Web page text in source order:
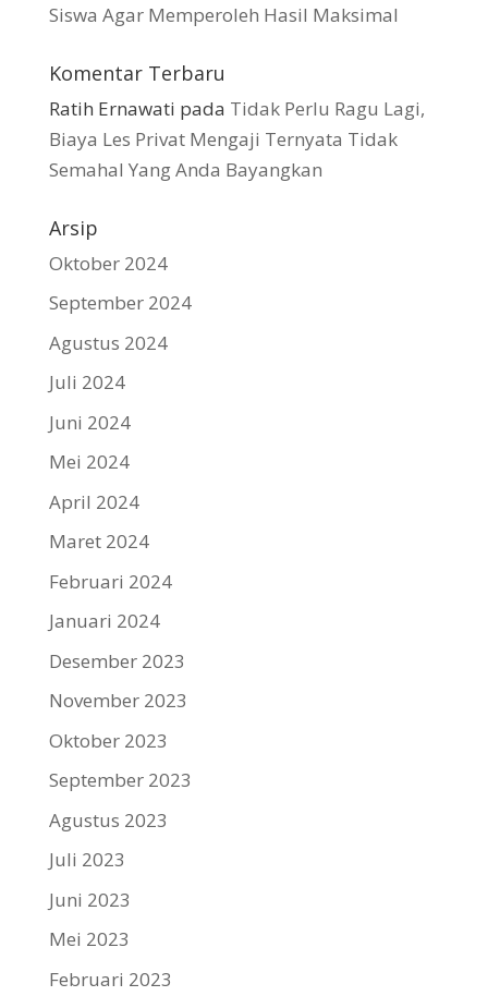
Siswa Agar Memperoleh Hasil Maksimal
Komentar Terbaru
Ratih Ernawati pada Tidak Perlu Ragu Lagi,
Biaya Les Privat Mengaji Ternyata Tidak
Semahal Yang Anda Bayangkan
Arsip
Oktober 2024
September 2024
Agustus 2024
Juli 2024
Juni 2024
Mei 2024
April 2024
Maret 2024
Februari 2024
Januari 2024
Desember 2023
November 2023
Oktober 2023
September 2023
Agustus 2023
Juli 2023
Juni 2023
Mei 2023
Februari 2023